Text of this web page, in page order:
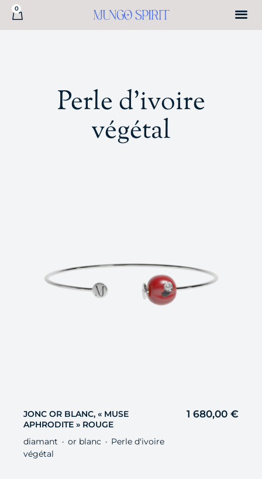
0
Perle d'ivoire
végétal
JONC OR BLANC, « MUSE
APHRODITE » ROUGE
1 680,00 €
diamant ・ or blanc ・ Perle d'ivoire
végétal